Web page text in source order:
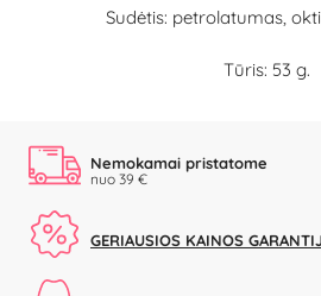
Sudėtis: petrolatumas,
Tūris: 53 g.
Nemokamai pristatome
nuo 39 €
GERIAUSIOS KAINOS